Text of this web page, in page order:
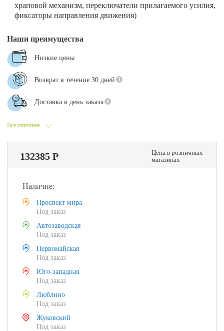
храповой механизм, переключатели прилагаемого усилия,
фиксаторы направления движения)
Все описание
Наши преимущества
Низкие цены
Возврат в течение 30 дней
Доставка в день заказа
132385 Р
Цена в розничных
магазинах
Наличие:
Проспект мира
Под заказ
Автозаводская
Под заказ
Первомайская
Под заказ
Юго-западная
Под заказ
Люблино
Под заказ
Жуковский
Под заказ